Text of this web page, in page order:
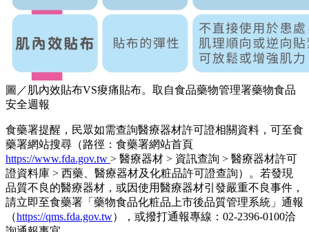
圖／肌內效貼布VS痠痛貼布。取自食品藥物管理署藥物食品
安全週報
食藥署提醒，民眾如需查詢醫療器材許可證相關資料，可至食
藥署網站搜尋（路徑：食藥署網站首頁
https://www.fda.gov.tw > 醫療器材 > 資訊查詢 > 醫療器材許可
證資料庫 > 西藥、醫療器材及化粧品許可證查詢）。若發現
品質不良的醫療器材，或因使用醫療器材引發嚴重不良事件，
請立即至食藥署「藥物食品化粧品上市後品質管理系統」通報
（https://qms.fda.gov.tw），或撥打通報專線：02-2396-0100洽